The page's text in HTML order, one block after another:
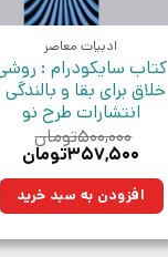
ادبیات معاصر
کتاب سایکودرام :
خلاق برای بقا و
انتشارات طرح نو
۵۰۰,۰۰۰تومان
قیمت
۵۰۰,۰۰۰تومان
بود.
۳۵۷,۵۰۰تومان
افزودن به سبد خرید